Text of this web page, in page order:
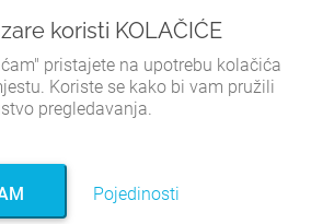
koristi KOLAČIĆE
pristajete na upotrebu kolačića
Koriste se kako bi vam pružili
pregledavanja.
Pojedinosti